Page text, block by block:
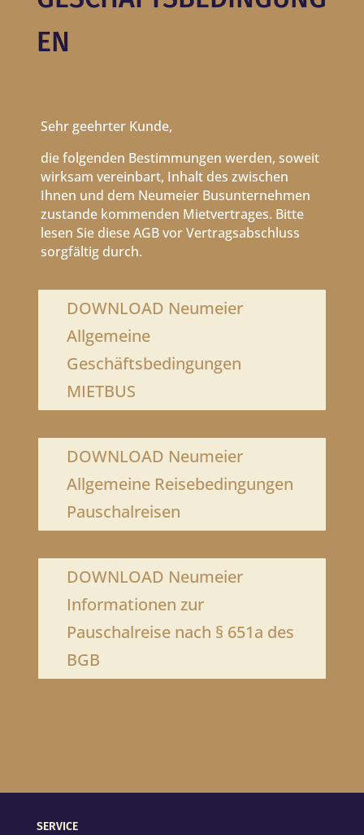
EN
Sehr geehrter Kunde,
die folgenden Bestimmungen werden, soweit
wirksam vereinbart, Inhalt des zwischen
Ihnen und dem Neumeier Busunternehmen
zustande kommenden Mietvertrages. Bitte
lesen Sie diese AGB vor Vertragsabschluss
sorgfältig durch.
DOWNLOAD Neumeier
Allgemeine
Geschäftsbedingungen
MIETBUS
DOWNLOAD Neumeier
Allgemeine Reisebedingungen
Pauschalreisen
DOWNLOAD Neumeier
Informationen zur
Pauschalreise nach § 651a des
BGB
SERVICE